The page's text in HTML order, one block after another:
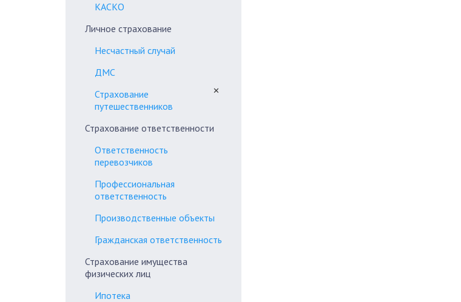
КАСКО
Личное страхование
Несчастный случай
ДМС
Страхование
путешественников
✕
Страхование ответственности
Ответственность
перевозчиков
Профессиональная
ответственность
Производственные объекты
Гражданская ответственность
Страхование имущества
физических лиц
Ипотека